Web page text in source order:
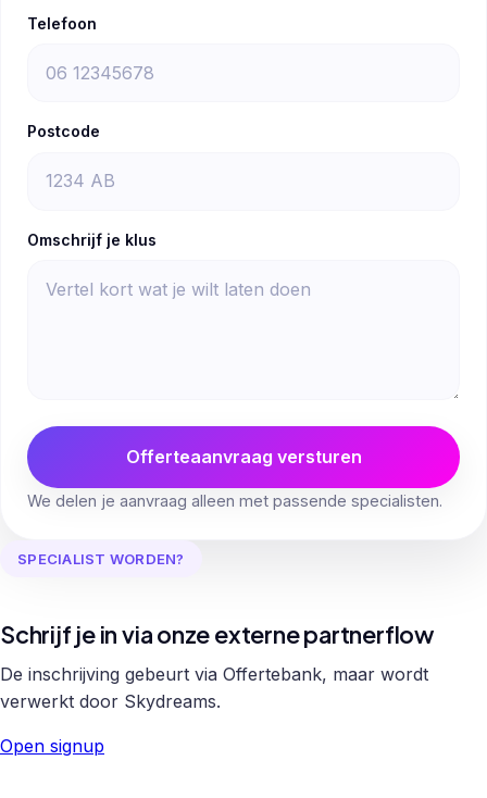
Telefoon
Postcode
Omschrijf je klus
Offerteaanvraag versturen
We delen je aanvraag alleen met passende specialisten.
SPECIALIST WORDEN?
Schrijf je in via onze externe partnerflow
De inschrijving gebeurt via Offertebank, maar wordt
verwerkt door Skydreams.
Open signup